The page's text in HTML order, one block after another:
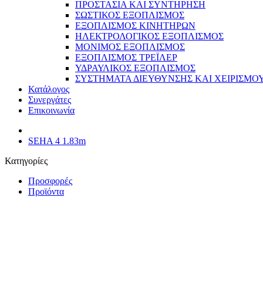
ΠΡΟΣΤΑΣΙΑ ΚΑΙ ΣΥΝΤΗΡΗΣΗ
ΣΩΣΤΙΚΟΣ ΕΞΟΠΛΙΣΜΟΣ
ΕΞΟΠΛΙΣΜΟΣ ΚΙΝΗΤΗΡΩΝ
ΗΛΕΚΤΡΟΛΟΓΙΚΟΣ ΕΞΟΠΛΙΣΜΟΣ
ΜΟΝΙΜΟΣ ΕΞΟΠΛΙΣΜΟΣ
ΕΞΟΠΛΙΣΜΟΣ ΤΡΕΪΛΕΡ
ΥΔΡΑΥΛΙΚΟΣ ΕΞΟΠΛΙΣΜΟΣ
ΣΥΣΤΗΜΑΤΑ ΔΙΕΥΘΥΝΣΗΣ ΚΑΙ
Κατάλογος
Συνεργάτες
Επικοινωνία
SEHA 4 1.83m
Κατηγορίες
Προσφορές
Προϊόντα